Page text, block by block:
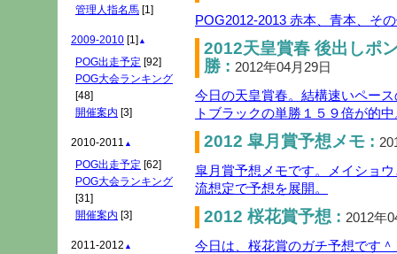
POG2012-2013 赤本、青本、そ
2012天皇賞春 後出しポ
勝 : 2012年04月29日
今日の天皇賞春。結構速いペー
トブラックの単勝１５９倍が的
2012 皐月賞予想メモ :
皐月賞予想メモです。メイショ
流想定で予想を展開。
2012 桜花賞予想 : 2012年
今日は、桜花賞のガチ予想です
管理人指名馬 [1]
2009-2010 [1] ▲
POG出走予定 [92]
POG大会ランキング
[48]
開催案内 [3]
2010-2011 ▲
POG出走予定 [62]
POG大会ランキング
[31]
開催案内 [3]
2011-2012 ▲